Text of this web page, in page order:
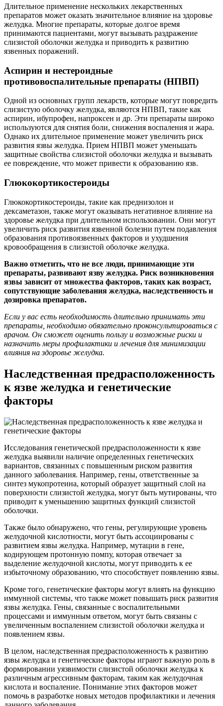
Длительное применение нескольких лекарственных
препаратов может оказать значительное влияние на здоровье
желудка. Многие препараты, которые долгое время
принимаются пациентами, могут вызывать раздражение
слизистой оболочки желудка и приводить к развитию
язвенных поражений.
Аспирин и нестероидные
противовоспалительные препараты (НПВП)
Одной из основных групп лекарств, которые могут повредить
слизистую оболочку желудка, являются НПВП, такие как
аспирин, ибупрофен, напроксен и др. Эти препараты широко
используются для снятия боли, снижения воспаления и жара.
Однако их длительное применение может увеличить риск
развития язвы желудка. Прием НПВП может уменьшать
защитные свойства слизистой оболочки желудка и вызывать
ее повреждение, что может привести к образованию язв.
Глюкокортикостероиды
Глюкокортикостероиды, такие как преднизолон и
дексаметазон, также могут оказывать негативное влияние на
здоровье желудка при длительном использовании. Они могут
увеличить риск развития язвенной болезни путем подавления
образования противоязвенных факторов и ухудшения
кровообращения в слизистой оболочке желудка.
Важно отметить, что не все люди, принимающие эти
препараты, развивают язву желудка. Риск возникновения
язвы зависит от множества факторов, таких как возраст,
сопутствующие заболевания желудка, наследственность и
дозировка препаратов.
Если у вас есть необходимость длительно принимать эти
препараты, необходимо обязательно проконсультироваться с
врачом. Он сможет оценить пользу и возможные риски и
назначить меры профилактики и лечения для минимизации
влияния на здоровье желудка.
Наследственная предрасположенность
к язве желудка и генетические
факторы
Исследования генетической предрасположенности к язве
желудка выявили наличие определенных генетических
вариантов, связанных с повышенным риском развития
данного заболевания. Например, гены, ответственные за
синтез мукопротеина, который образует защитный слой на
поверхности слизистой желудка, могут быть мутированы, что
приводит к уменьшению защитных функций слизистой
оболочки.
Также было обнаружено, что гены, регулирующие уровень
желудочной кислотности, могут быть ассоциированы с
развитием язвы желудка. Например, мутации в гене,
кодирующем протонную помпу, которая отвечает за
выделение желудочной кислоты, могут приводить к ее
избыточному образованию, что способствует появлению язвы.
Кроме того, генетические факторы могут влиять на функцию
иммунной системы, что также может повышать риск развития
язвы желудка. Гены, связанные с воспалительными
процессами и иммунным ответом, могут быть связаны с
увеличенным воспалением слизистой оболочки желудка и
появлением язвы.
В целом, наследственная предрасположенность к развитию
язвы желудка и генетические факторы играют важную роль в
формировании уязвимости слизистой оболочки желудка к
различным агрессивным факторам, таким как желудочная
кислота и воспаление. Понимание этих факторов может
помочь в разработке новых методов профилактики и лечения